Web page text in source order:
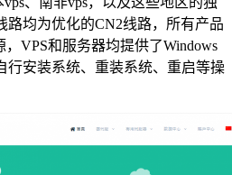
路均为优化的CN2线路，所有产品
VPS和服务器均提供了Windows
行安装系统、重装系统、重启等操